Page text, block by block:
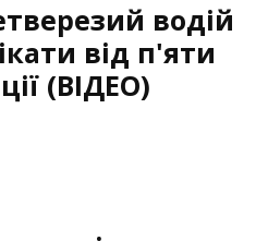
водій
від п'яти
(ВІДЕО)